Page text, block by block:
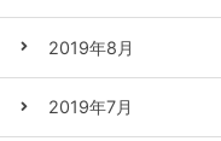
2019年8月
2019年7月